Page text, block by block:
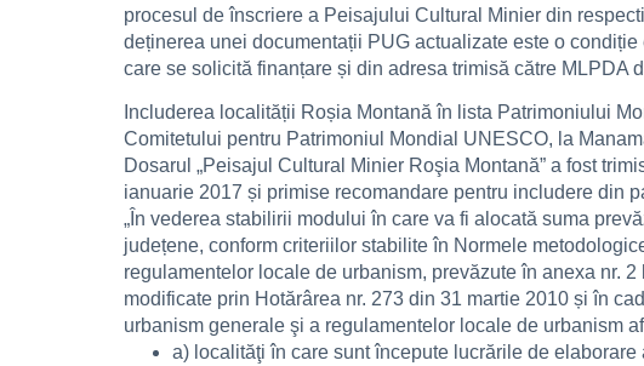
procesul de înscriere a Peisajului Cultural Minier din
deținerea unei documentații PUG actualizate este o
care se solicită finanțare și din adresa trimisă către MLPDA
Includerea localității Roșia Montană în lista Patrimoniului
Comitetului pentru Patrimoniul Mondial UNESCO, la
Dosarul „Peisajul Cultural Minier Roşia Montană” a fost
ianuarie 2017 și primise recomandare pentru includere din
„În vederea stabilirii modului în care va fi alocată suma
județene, conform criteriilor stabilite în Normele
regulamentelor locale de urbanism, prevăzute în anexa nr.
modificate prin Hotărârea nr. 273 din 31 martie 2010 și în
urbanism generale şi a regulamentelor locale de urbanism
a) localităţi în care sunt începute lucrările de